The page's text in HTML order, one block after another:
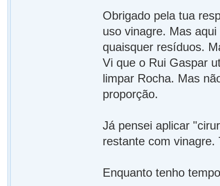
Obrigado pela tua
uso vinagre. Mas
quaisquer resíduos.
Vi que o Rui Gaspar
limpar Rocha. Mas
proporção.
Já pensei aplicar
restante com vinagre.
Enquanto tenho